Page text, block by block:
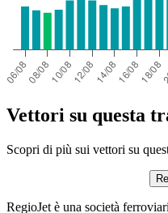
Vettori su questa
Scopri di più sui vettori su
RegioJet è una società